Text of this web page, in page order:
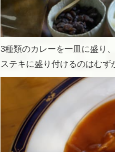
3種類のカレーを一皿に盛り
ステキに盛り付けるのはむず